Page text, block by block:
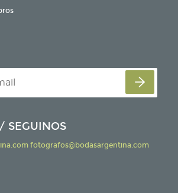
SEGUINOS
fotografos@bodasargentina.com